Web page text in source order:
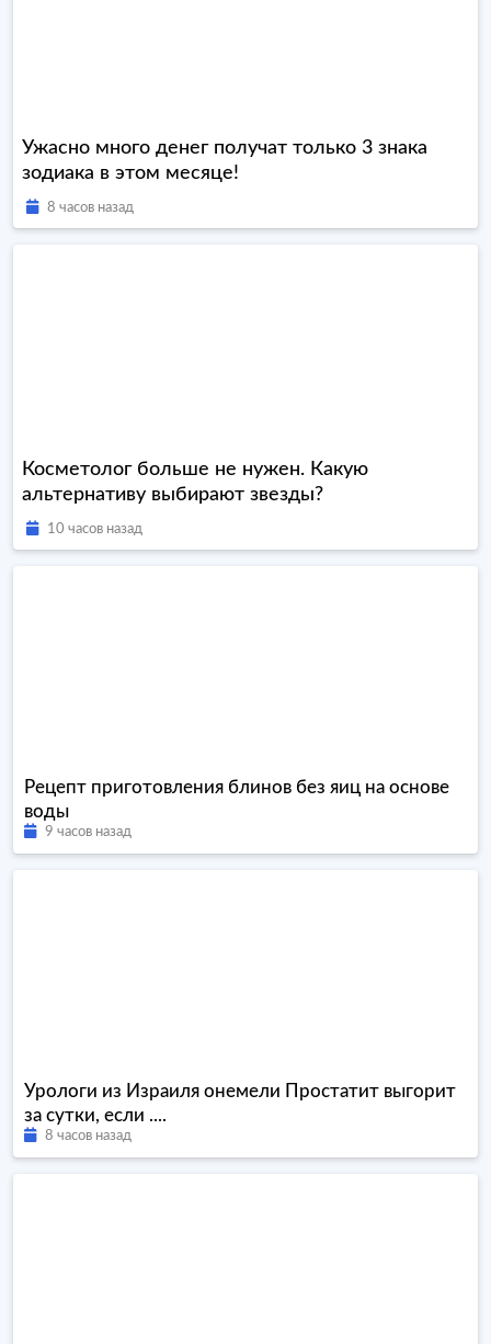
Ужасно много денег получат только 3 знака
зодиака в этом месяце!
8 часов назад
Косметолог больше не нужен. Какую
альтернативу выбирают звезды?
10 часов назад
Рецепт приготовления блинов без яиц на основе
воды
9 часов назад
Урологи из Израиля онемели Простатит выгорит
за сутки, если ....
8 часов назад